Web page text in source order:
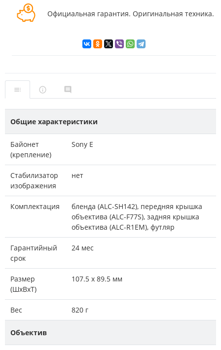
Официальная гарантия. Оригинальная техника.
Общие характеристики
Байонет
(крепление)
Sony E
Стабилизатор
изображения
нет
Комплектация
бленда (ALC-SH142), передняя крышка
объектива (ALC-F77S), задняя крышка
объектива (ALC-R1EM), футляр
Гарантийный
срок
24 мес
Размер
(ШxВxТ)
107.5 x 89.5 мм
Вес 820 г
Объектив